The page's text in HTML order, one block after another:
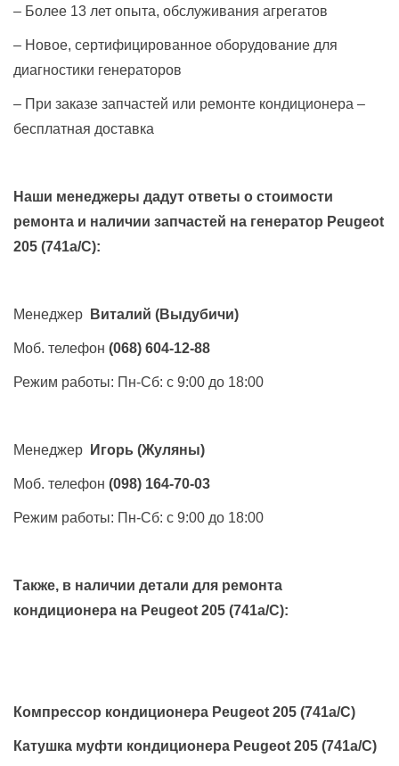
– Более 13 лет опыта, обслуживания агрегатов
– Новое, сертифицированное оборудование для
диагностики генераторов
– При заказе запчастей или ремонте кондиционера –
бесплатная доставка
Наши менеджеры дадут ответы о стоимости
ремонта и наличии запчастей на генератор Peugeot
205 (741a/C):
Менеджер Виталий (Выдубичи)
Моб. телефон (068) 604-12-88
Режим работы: Пн-Сб: с 9:00 до 18:00
Менеджер Игорь (Жуляны)
Моб. телефон (098) 164-70-03
Режим работы: Пн-Сб: с 9:00 до 18:00
Также, в наличии детали для ремонта
кондиционера на Peugeot 205 (741a/C):
Компрессор кондиционера Peugeot 205 (741a/C)
Катушка муфти кондиционера Peugeot 205 (741a/C)